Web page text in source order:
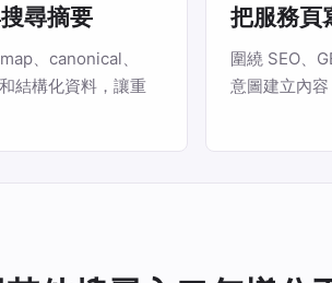
尋摘要
、canonical、
結構化資料，讓重
把服務頁
圍繞 SEO、
意圖建立內容